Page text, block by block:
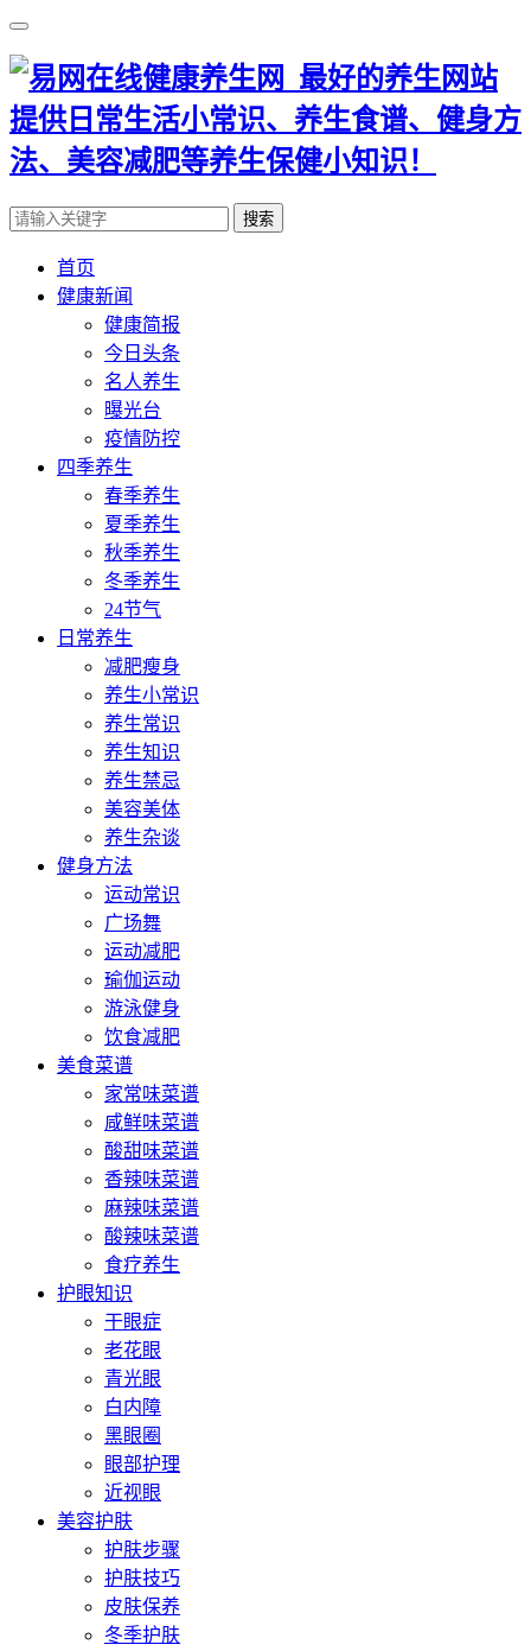
搜索
首页
健康新闻
健康简报
今日头条
名人养生
曝光台
疫情防控
四季养生
春季养生
夏季养生
秋季养生
冬季养生
24节气
日常养生
减肥瘦身
养生小常识
养生常识
养生知识
养生禁忌
美容美体
养生杂谈
健身方法
运动常识
广场舞
运动减肥
瑜伽运动
游泳健身
饮食减肥
美食菜谱
家常味菜谱
咸鲜味菜谱
酸甜味菜谱
香辣味菜谱
麻辣味菜谱
酸辣味菜谱
食疗养生
护眼知识
干眼症
老花眼
青光眼
白内障
黑眼圈
眼部护理
近视眼
美容护肤
护肤步骤
护肤技巧
皮肤保养
冬季护肤